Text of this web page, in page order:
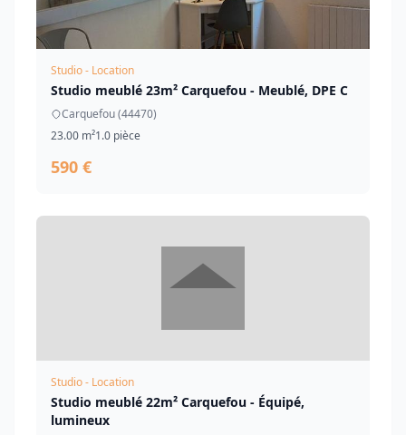
Studio - Location
Studio meublé 23m² Carquefou - Meublé, DPE C
Carquefou (44470)
23.00 m²1.0 pièce
590 €
Studio - Location
Studio meublé 22m² Carquefou - Équipé,
lumineux